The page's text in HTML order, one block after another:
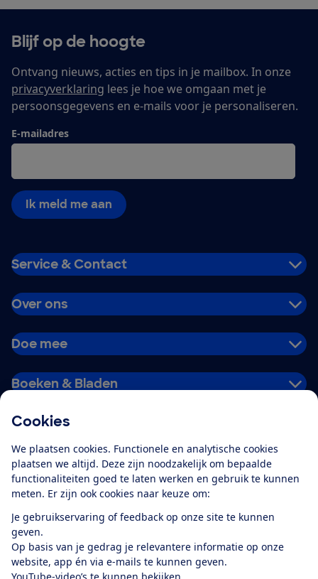
Cookies
We plaatsen cookies. Functionele en analytische cookies
plaatsen we altijd. Deze zijn noodzakelijk om bepaalde
functionaliteiten goed te laten werken en gebruik te kunnen
meten. Er zijn ook cookies naar keuze om:
Je gebruikservaring of feedback op onze site te kunnen
geven.
Op basis van je gedrag je relevantere informatie op onze
website, app én via e-mails te kunnen geven.
Blijf op de hoogte
Ontvang nieuws, acties en tips in je mailbox. In onze
privacyverklaring lees je hoe we omgaan met je
persoonsgegevens en e-mails voor je personaliseren.
E-mailadres
Ik meld me aan
Service & Contact
Over ons
Doe mee
Boeken & Bladen
Alles over de
app
Algemene Voorwaarden
Privacyverklaring